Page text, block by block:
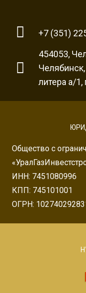
+7 (351)
454053,
литера а/
Общество с
ИНН: 7451080996
КПП: 745101001
ОГРН: